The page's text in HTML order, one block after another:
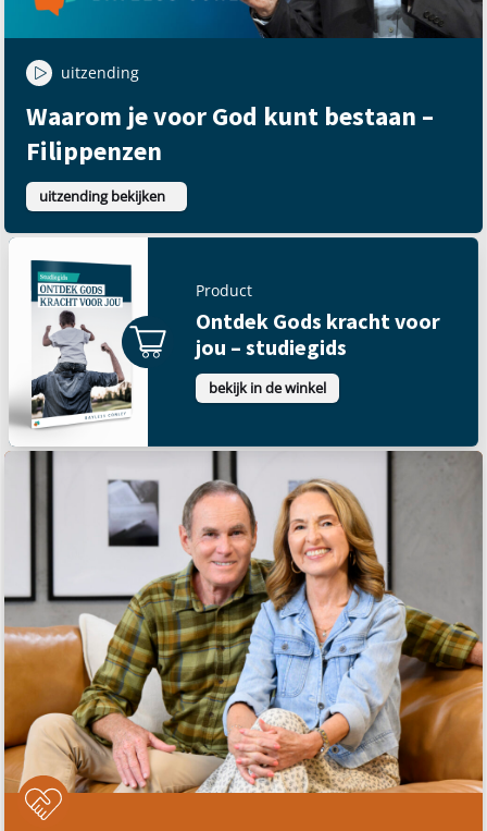
uitzending
Waarom je voor God kunt bestaan –
Filippenzen
uitzending bekijken
Product
Ontdek Gods kracht voor
jou – studiegids
bekijk in de winkel